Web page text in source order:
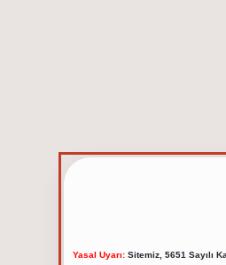
Yasal Uyarı:Sitemiz, 5651 Sayılı